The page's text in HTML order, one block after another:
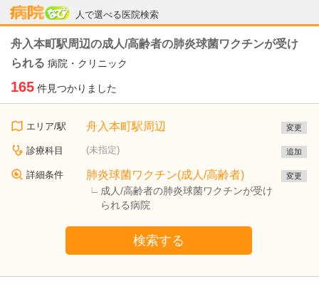
人で選べる医院検索
病院なび
舟入本町駅周辺の成人/高齢者の肺炎球菌ワクチンが受け
られる 病院・クリニック
165 件見つかりました
エリア/駅 舟入本町駅周辺 変更
診療科目 (未指定) 追加
詳細条件 肺炎球菌ワクチン(成人/高齢者)
成人/高齢者の肺炎球菌ワクチンが受け
られる病院
変更
検索する